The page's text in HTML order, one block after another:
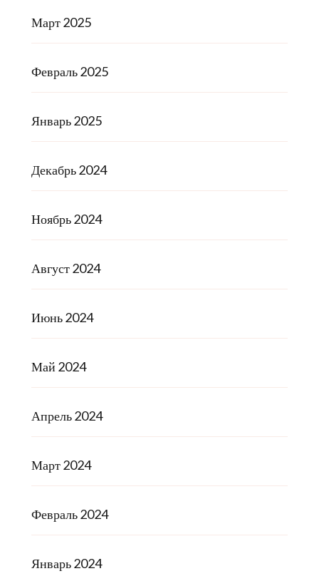
Март 2025
Февраль 2025
Январь 2025
Декабрь 2024
Ноябрь 2024
Август 2024
Июнь 2024
Май 2024
Апрель 2024
Март 2024
Февраль 2024
Январь 2024